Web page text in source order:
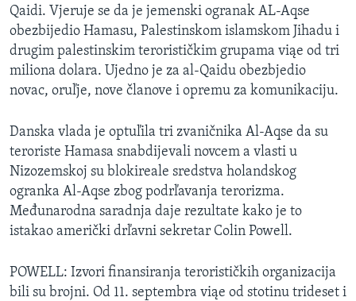
Qaidi. Vjeruje se da je jemenski ogranak AL-Aqse
obezbijedio Hamasu, Palestinskom islamskom Jihadu i
drugim palestinskim terorističkim grupama viąe od tri
miliona dolara. Ujedno je za al-Qaidu obezbjedio
novac, oruľje, nove članove i opremu za komunikaciju.
Danska vlada je optuľila tri zvaničnika Al-Aqse da su
teroriste Hamasa snabdijevali novcem a vlasti u
Nizozemskoj su blokireale sredstva holandskog
ogranka Al-Aqse zbog podrľavanja terorizma.
Međunarodna saradnja daje rezultate kako je to
istakao američki drľavni sekretar Colin Powell.
POWELL: Izvori finansiranja terorističkih organizacija
bili su brojni. Od 11. septembra viąe od stotinu trideset i